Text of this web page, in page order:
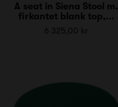
A seat in Siena Stool m.
firkantet blank top,...
6 325,00 kr